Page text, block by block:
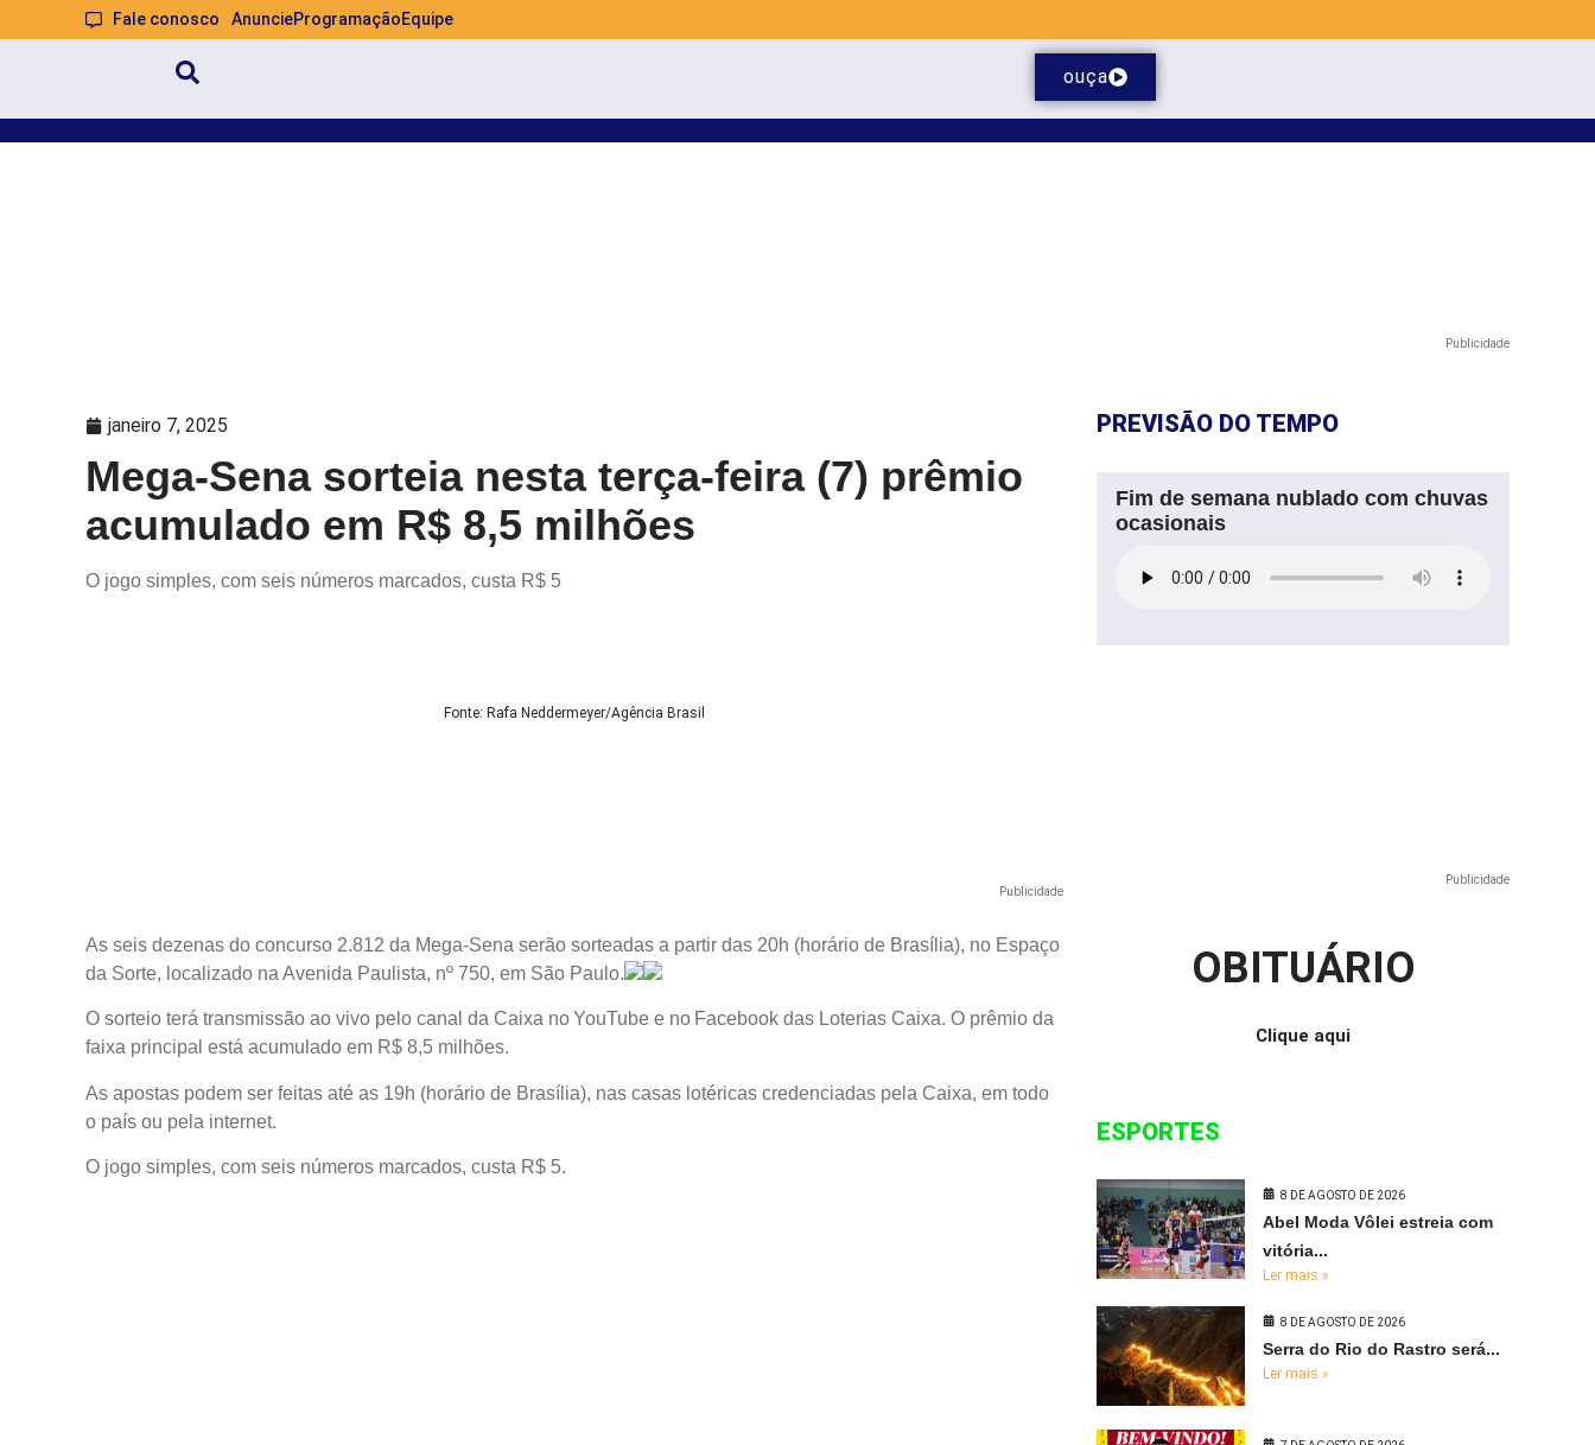
Fale conosco AnuncieProgramaçãoEquipe
ouça
Publicidade
janeiro 7, 2025
Mega-Sena sorteia nesta terça-feira (7) prêmio
acumulado em R$ 8,5 milhões
O jogo simples, com seis números marcados, custa R$ 5
Fonte: Rafa Neddermeyer/Agência Brasil
Publicidade
As seis dezenas do concurso 2.812 da Mega-Sena serão sorteadas a partir das 20h (horário de Brasília), no Espaço
da Sorte, localizado na Avenida Paulista, nº 750, em São Paulo.
O sorteio terá transmissão ao vivo pelo canal da Caixa no YouTube e no Facebook das Loterias Caixa. O prêmio da
faixa principal está acumulado em R$ 8,5 milhões.
As apostas podem ser feitas até as 19h (horário de Brasília), nas casas lotéricas credenciadas pela Caixa, em todo
o país ou pela internet.
O jogo simples, com seis números marcados, custa R$ 5.
PREVISÃO DO TEMPO
Fim de semana nublado com chuvas
ocasionais
Publicidade
OBITUÁRIO
Clique aqui
ESPORTES
8 DE AGOSTO DE 2026
Abel Moda Vôlei estreia com
vitória...
Ler mais »
8 DE AGOSTO DE 2026
Serra do Rio do Rastro será...
Ler mais »